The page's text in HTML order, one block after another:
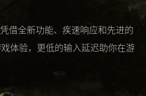
凭借全新功能、疾速响应和先进的
体验，更低的输入延迟助你在游